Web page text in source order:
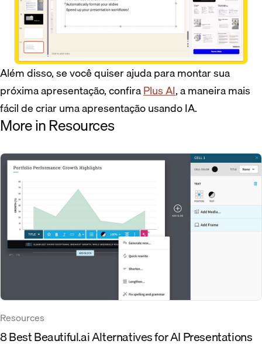
Além disso, se você quiser ajuda para montar sua
próxima apresentação, confiraPlus AI, a maneira mais
fácil de criar uma apresentação usando IA.
More in Resources
Resources
8 Best Beautiful.ai Alternatives for AI Presentations